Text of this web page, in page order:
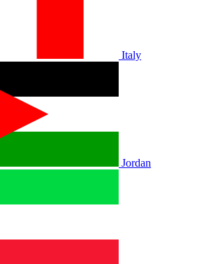
Italy
Jordan